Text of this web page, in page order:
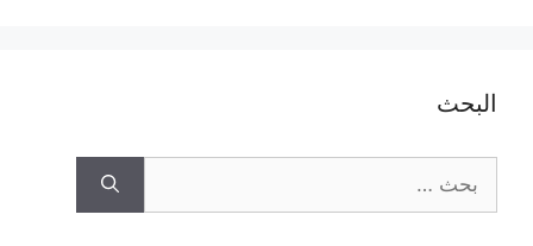
البحث